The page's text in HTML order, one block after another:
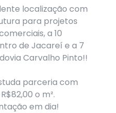
localização com
para projetos
a 10
de Jacareí e a 7
Carvalho Pinto!!
parceria com
o m².
em dia!